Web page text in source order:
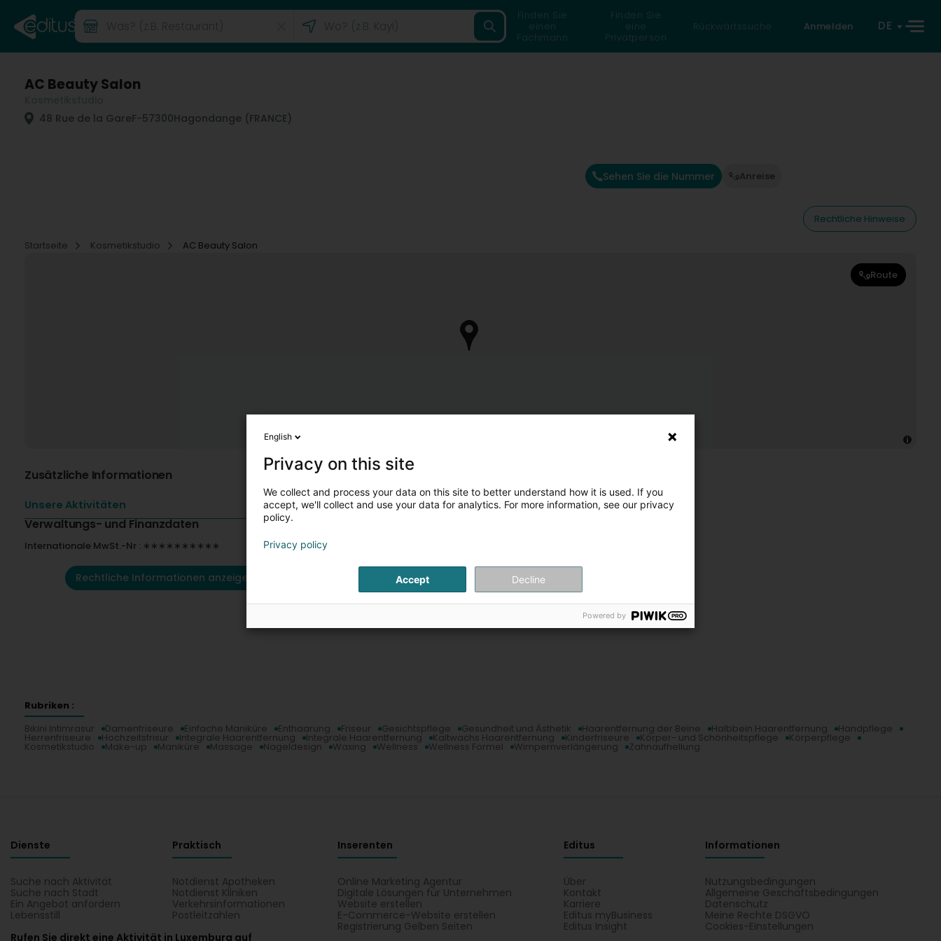
Finden Sie
einen
Fachmann
Finden Sie
eine
Privatperson
Rückwärtssuche Anmelden DE
AC Beauty Salon
48 Rue de la GareF-57300Hagondange (FRANCE)
Sehen Sie die Nummer Anreise
Rechtliche Hinweise
Startseite
Kosmetikstudio AC Beauty Salon
Route
Zusätzliche Informationen
Unsere Aktivitäten
Verwaltungs- und Finanzdaten
Internationale MwSt.-Nr : ∗∗∗∗∗∗∗∗∗∗
Rechtliche Informationen anzeigen
Rubriken :
Bikini Intimrasur
Damenfriseure Einfache Maniküre Enthaarung Friseur Gesichtspflege Gesundheit und Ästhetik Haarentfernung der Beine Halbbein Haarentfernung Handpflege
Herrenfriseure Hochzeitsfrisur Integrale Haarentfernung Integrale Haarentfernung Kaltwachs Haarentfernung Kinderfriseure Körper- und Schönheitspflege Körperpflege
Kosmetikstudio Make-up Maniküre Massage Nageldesign Waxing Wellness Wellness Formel Wimpernverlängerung Zahnaufhellung
Dienste
Suche nach Aktivität
Suche nach Stadt
Ein Angebot anfordern
Lebensstill
Praktisch
Notdienst Apotheken
Notdienst Kliniken
Verkehrsinformationen
Postleitzahlen
Inserenten
Online Marketing Agentur
Digitale Lösungen für Unternehmen
Website erstellen
E-Commerce-Website erstellen
Registrierung Gelben Seiten
Editus
Über
Kontakt
Karriere
Editus myBusiness
Editus Insight
Informationen
Nutzungsbedingungen
Allgemeine Geschäftsbedingungen
Datenschutz
Meine Rechte DSGVO
Cookies-Einstellungen
Rufen Sie direkt eine Aktivität in Luxemburg auf
English
Privacy on this site
We collect and process your data on this site to better understand how it is used. If you
accept, we'll collect and use your data for analytics. For more information, see our privacy
policy.
Privacy policy
Accept Decline
Powered by